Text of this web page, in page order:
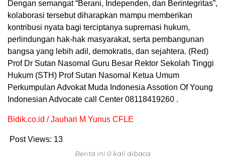
Dengan semangat “Berani, Independen, dan Berintegritas”,
kolaborasi tersebut diharapkan mampu memberikan
kontribusi nyata bagi terciptanya supremasi hukum,
perlindungan hak-hak masyarakat, serta pembangunan
bangsa yang lebih adil, demokratis, dan sejahtera. (Red)
Prof Dr Sutan Nasomal Guru Besar Rektor Sekolah Tinggi
Hukum (STH) Prof Sutan Nasomal Ketua Umum
Perkumpulan Advokat Muda Indonesia Assotion Of Young
Indonesian Advocate call Center 08118419260 .
Bidik.co.id / Jauhari M Yunus CFLE
Post Views: 13
Berita ini 0 kali dibaca